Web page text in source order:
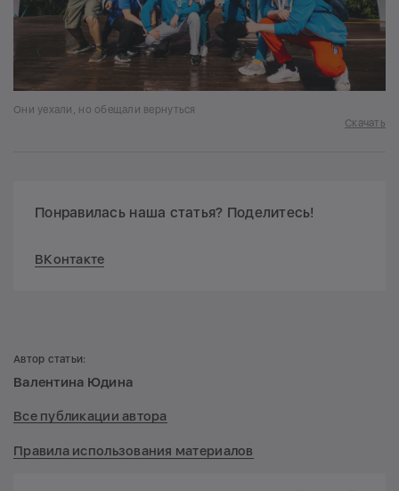
Они уехали, но обещали вернуться
Скачать
Понравилась наша статья? Поделитесь!
ВКонтакте
Автор статьи:
Валентина Юдина
Все публикации автора
Правила использования материалов